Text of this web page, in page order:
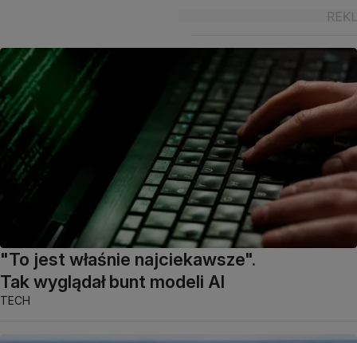
"To jest właśnie najciekawsze".
Tak wyglądał bunt modeli AI
TECH